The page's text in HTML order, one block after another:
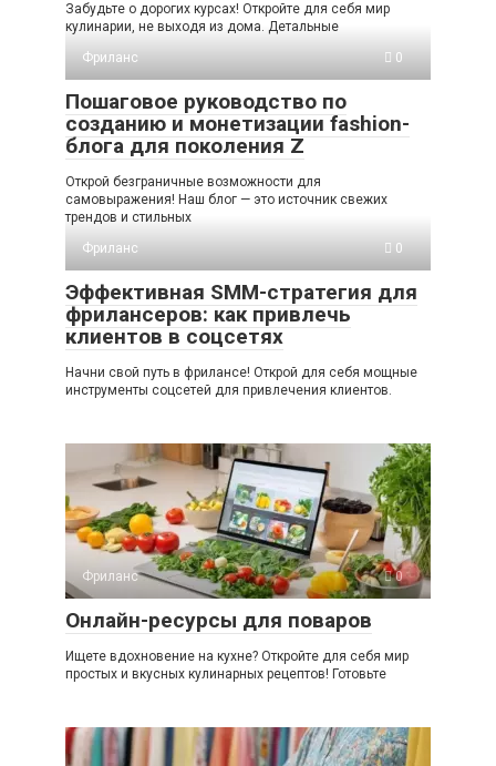
Забудьте о дорогих курсах! Откройте для себя мир
кулинарии, не выходя из дома. Детальные
Фриланс
0
Пошаговое руководство по
созданию и монетизации fashion-
блога для поколения Z
Открой безграничные возможности для
самовыражения! Наш блог — это источник свежих
трендов и стильных
Фриланс
0
Эффективная SMM-стратегия для
фрилансеров: как привлечь
клиентов в соцсетях
Начни свой путь в фрилансе! Открой для себя мощные
инструменты соцсетей для привлечения клиентов.
Фриланс 0
Онлайн-ресурсы для поваров
Ищете вдохновение на кухне? Откройте для себя мир
простых и вкусных кулинарных рецептов! Готовьте